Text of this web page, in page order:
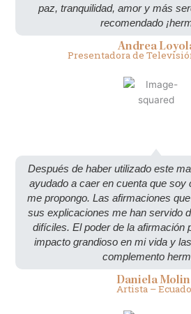
paz, tranquilidad, amor y más
recomendado
Andrea
Presentadora de
Después de haber utilizado este
ayudado a caer en cuenta que soy
me propongo. Las afirmaciones
sus explicaciones me han servido
difíciles. El poder de la afirmación
impacto grandioso en mi vida y
complemento
Daniela
Artista –